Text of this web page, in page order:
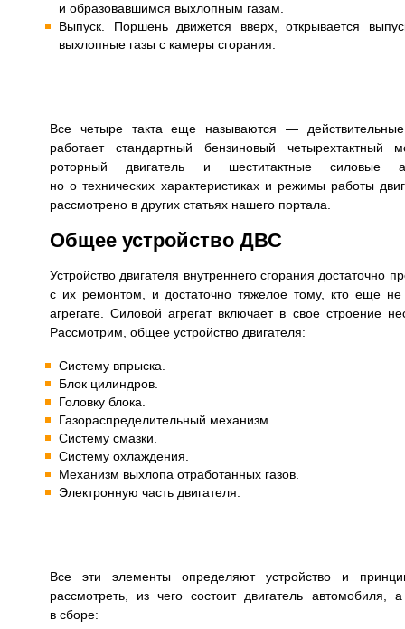
и образовавшимся выхлопным газам.
Выпуск. Поршень движется вверх, открывается
выхлопные газы с камеры сгорания.
Все четыре такта еще называются —
работает стандартный бензиновый четырехтактный
роторный двигатель и шеститактные силовые
но о технических характеристиках и режимы работы
рассмотрено в других статьях нашего портала.
Общее устройство ДВС
Устройство двигателя внутреннего сгорания достаточно
с их ремонтом, и достаточно тяжелое тому, кто еще
агрегате. Силовой агрегат включает в свое строение
Рассмотрим, общее устройство двигателя:
Систему впрыска.
Блок цилиндров.
Головку блока.
Газораспределительный механизм.
Систему смазки.
Систему охлаждения.
Механизм выхлопа отработанных газов.
Электронную часть двигателя.
Все эти элементы определяют устройство и
рассмотреть, из чего состоит двигатель автомобиля,
в сборе: